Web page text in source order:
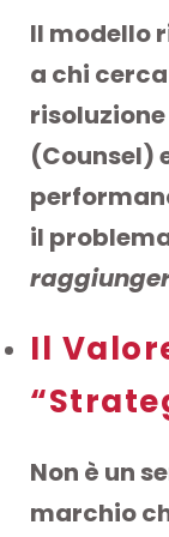
Il modello
a chi
(Counsel)
il
Il
Non è un
marchio